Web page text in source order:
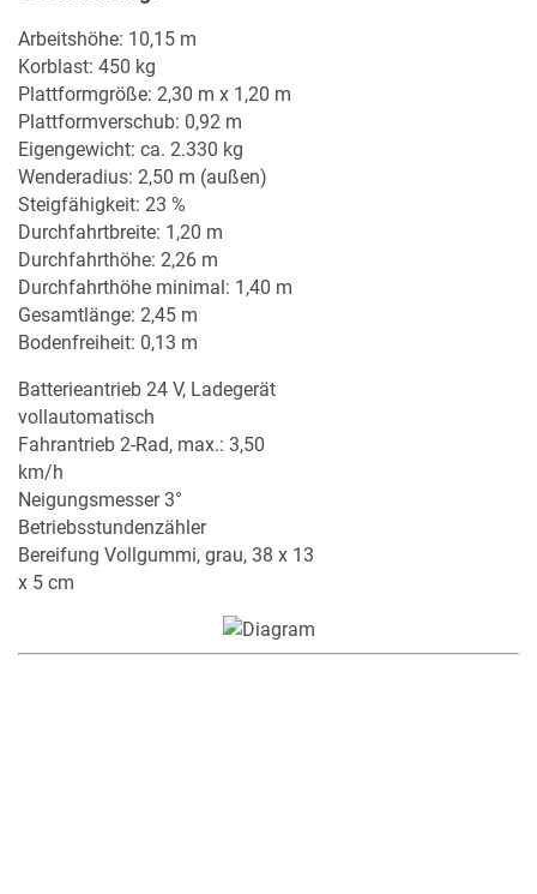
Arbeitshöhe: 10,15 m
Korblast: 450 kg
Plattformgröße: 2,30 m x 1,20 m
Plattformverschub: 0,92 m
Eigengewicht: ca. 2.330 kg
Wenderadius: 2,50 m (außen)
Steigfähigkeit: 23 %
Durchfahrtbreite: 1,20 m
Durchfahrthöhe: 2,26 m
Durchfahrthöhe minimal: 1,40 m
Gesamtlänge: 2,45 m
Bodenfreiheit: 0,13 m
Batterieantrieb 24 V, Ladegerät
vollautomatisch
Fahrantrieb 2-Rad, max.: 3,50
km/h
Neigungsmesser 3°
Betriebsstundenzähler
Bereifung Vollgummi, grau, 38 x 13
x 5 cm